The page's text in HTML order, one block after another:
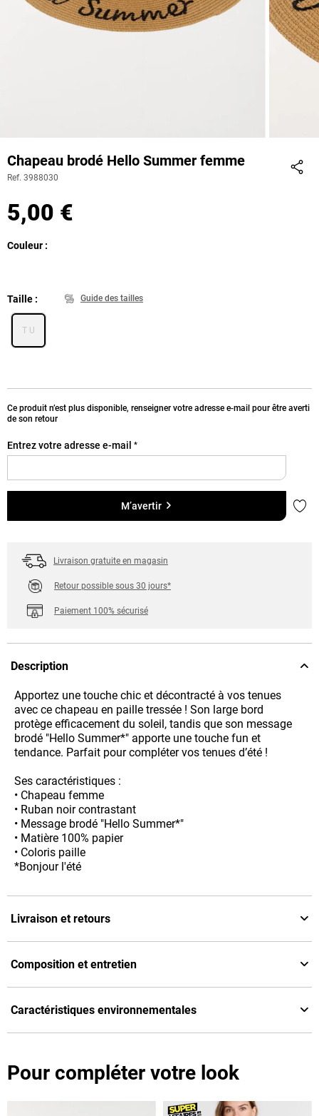
Chapeau brodé Hello Summer femme
Ref. 3988030
5,00 €
Couleur
Taille Guide des tailles
T U
Ce produit n’est plus disponible, renseigner votre adresse e-mail pour être averti
de son retour
Entrez votre adresse e-mail *
M’avertir
Livraison gratuite en magasin
Retour possible sous 30 jours*
Paiement 100% sécurisé
Description
Apportez une touche chic et décontracté à vos tenues
avec ce chapeau en paille tressée ! Son large bord
protège efficacement du soleil, tandis que son message
brodé "Hello Summer*" apporte une touche fun et
tendance. Parfait pour compléter vos tenues d’été !
Ses caractéristiques :
• Chapeau femme
• Ruban noir contrastant
• Message brodé "Hello Summer*"
• Matière 100% papier
• Coloris paille
*Bonjour l'été
Livraison et retours
Composition et entretien
Caractéristiques environnementales
Pour compléter votre look